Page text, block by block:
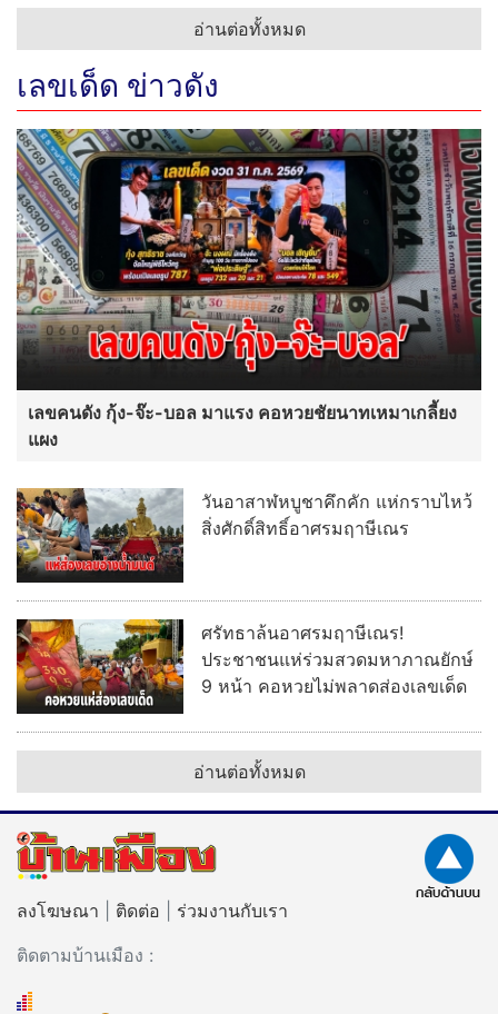
อ่านต่อทั้งหมด
เลขเด็ด ข่าวดัง
เลขคนดัง กุ้ง-จ๊ะ-บอล มาแรง คอหวยชัยนาทเหมาเกลี้ยง
แผง
วันอาสาฬหบูชาคึกคัก แห่กราบไหว้
สิ่งศักดิ์สิทธิ์อาศรมฤาษีเณร
ศรัทธาล้นอาศรมฤาษีเณร!
ประชาชนแห่ร่วมสวดมหาภาณยักษ์
9 หน้า คอหวยไม่พลาดส่องเลขเด็ด
อ่านต่อทั้งหมด
ลงโฆษณา ติดต่อ
ร่วมงานกับเรา
ติดตามบ้านเมือง :